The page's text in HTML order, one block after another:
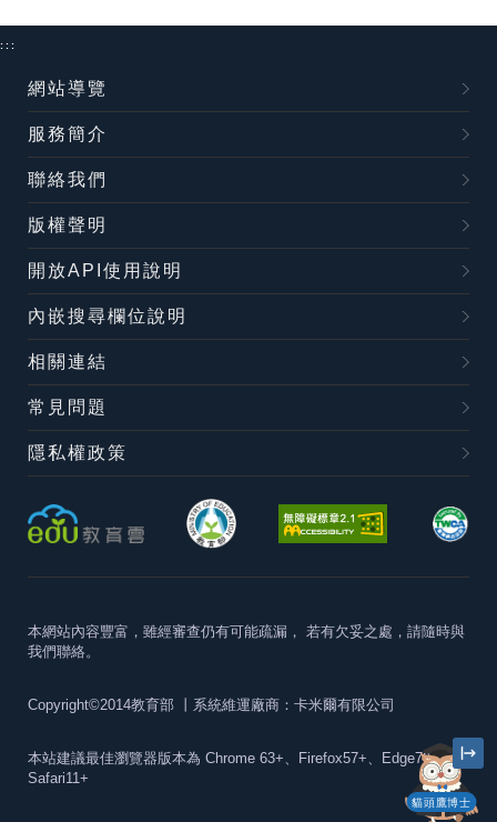
貓頭鷹博士
:::
網站導覽
服務簡介
聯絡我們
版權聲明
開放API使用說明
內嵌搜尋欄位說明
相關連結
常見問題
隱私權政策
本網站內容豐富，雖經審查仍有可能疏漏， 若有欠妥之處，請隨時與
我們聯絡。
Copyright©2014教育部 丨系統維運廠商：卡米爾有限公司
本站建議最佳瀏覽器版本為 Chrome 63+、Firefox57+、Edge79+及
Safari11+